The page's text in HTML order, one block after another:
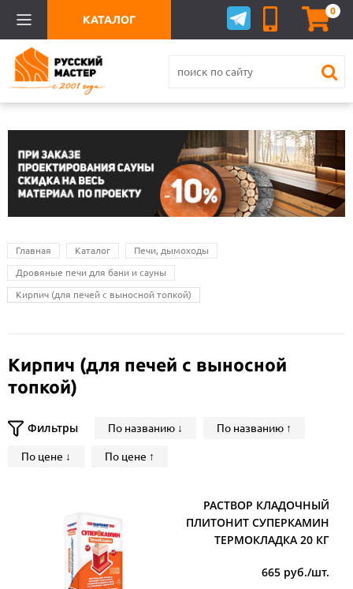
0
КАТАЛОГ
Главная Каталог Печи, дымоходы
Дровяные печи для бани и сауны
Кирпич (для печей с выносной топкой)
Кирпич (для печей с выносной
топкой)
Фильтры По названию ↓ По названию ↑
По цене ↓ По цене ↑
РАСТВОР КЛАДОЧНЫЙ
ПЛИТОНИТ СУПЕРКАМИН
ТЕРМОКЛАДКА 20 КГ
665 руб./шт.